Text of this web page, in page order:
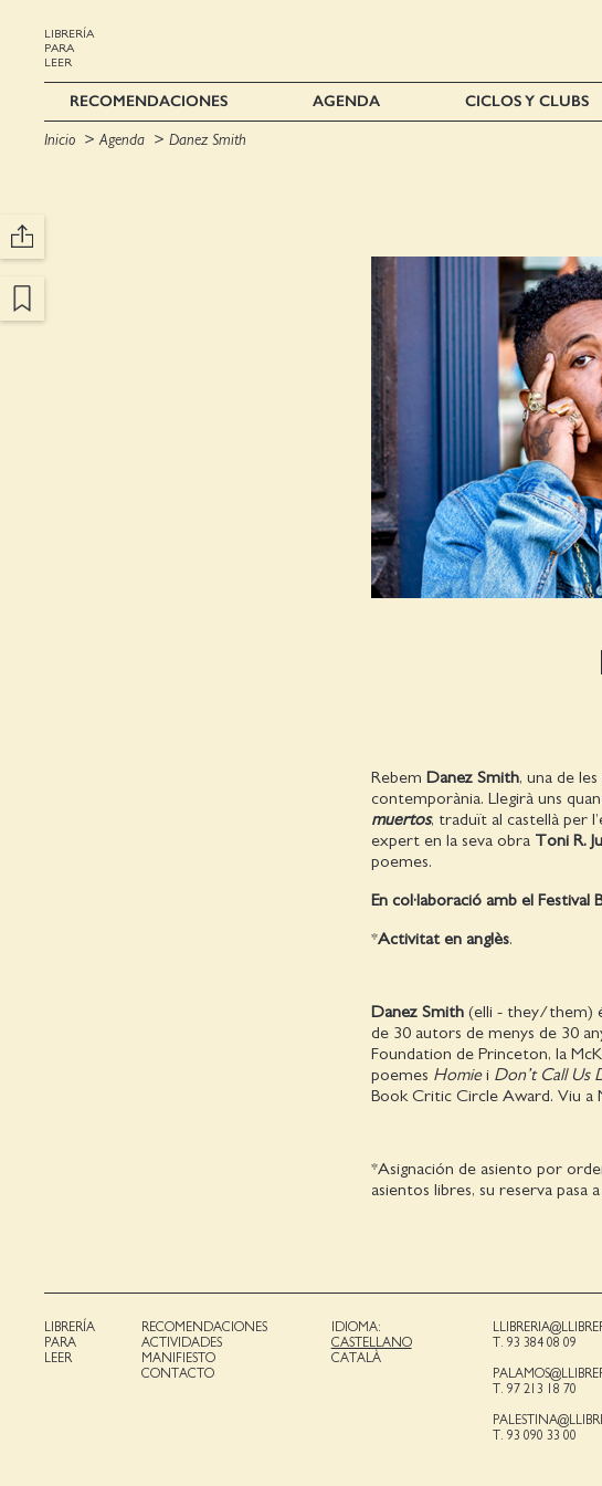
LIBRERÍA
PARA
LEER
RECOMENDACIONES AGENDA CICLOS Y CLUBS
Inicio Agenda Danez Smith
Rebem Danez Smith, una de
contemporània. Llegirà uns
muertos, traduït al castellà per
expert en la seva obra Toni R.
poemes.
En col·laboració amb el
*Activitat en anglès.
Danez Smith(elli - they/them)
de 30 autors de menys de 30
Foundation de Princeton, la
poemes Homiei Don’t Call Us
Book Critic Circle Award. Viu a
*Asignación de asiento por
asientos libres, su reserva pasa
LIBRERÍA
PARA
LEER
RECOMENDACIONES
ACTIVIDADES
MANIFIESTO
CONTACTO
IDIOMA:
CASTELLANO
CATALÀ
T. 93 384 08 09
T. 97 213 18 70
T. 93 090 33 00